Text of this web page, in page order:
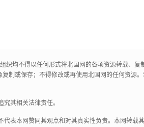
织均不得以任何形式将北国网的各项资源转载、复
制或保存；不得修改或再使用北国网的任何资源
其相关法律责任。
表本网赞同其观点和对其真实性负责。本网转载